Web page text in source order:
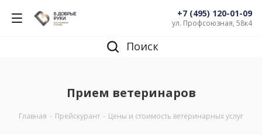
+7 (495) 120-01-09
ул. Профсоюзная, 58к4
Поиск
Прием ветеринаров
Главная - Прейскурант - Цены и стоимость ветеринарных услуг